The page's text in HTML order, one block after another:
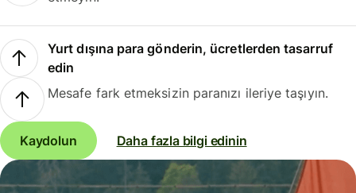
Yurt dışına para gönderin, ücretlerden tasarruf
edin
Mesafe fark etmeksizin paranızı ileriye taşıyın.
Kaydolun Daha fazla bilgi edinin